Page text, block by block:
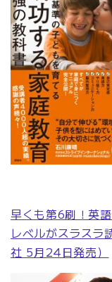
早くも第6刷！英
レベルがスラスラ
社 5月24日発売）